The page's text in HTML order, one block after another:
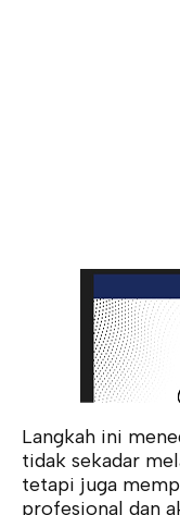
Langkah ini
tidak sekadar
tetapi juga
profesional dan